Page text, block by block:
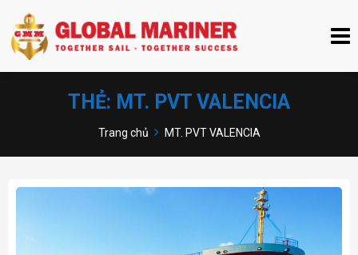
THẺ: MT. PVT VALENCIA
Trang chủ MT. PVT VALENCIA